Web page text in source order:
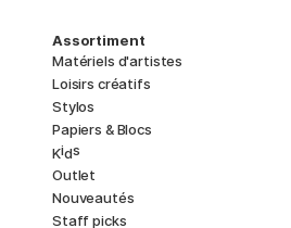
Assortiment
Matériels d'artistes
Loisirs créatifs
Stylos
Papiers & Blocs
Kids
Outlet
Nouveautés
Staff picks